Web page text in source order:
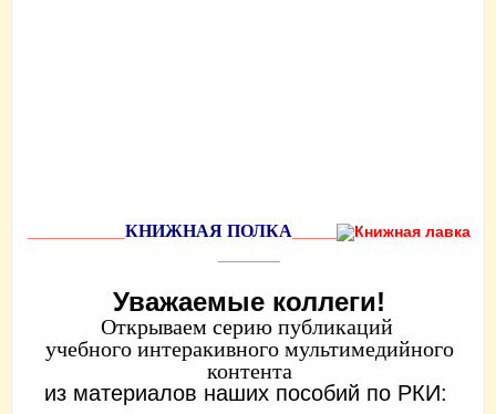
КНИЖНАЯ ПОЛКА
Уважаемые коллеги!
Открываем серию публикаций
учебного интеракивного мультимедийного
контента
из материалов наших пособий по РКИ: